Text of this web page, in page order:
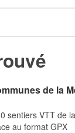
de la
sentiers VTT de
au format GPX